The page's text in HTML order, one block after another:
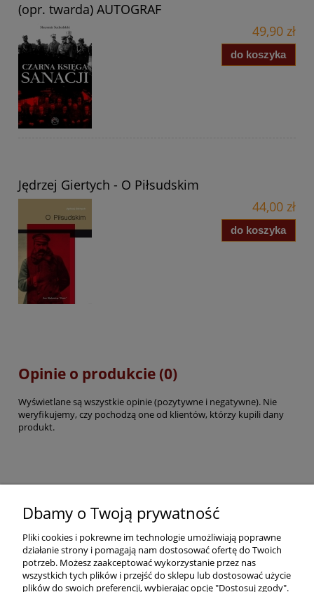
(opr. twarda) AUTOGRAF
49,90 zł
do koszyka
Jędrzej Giertych - O Piłsudskim
44,00 zł
do koszyka
Opinie o produkcie (0)
Wyświetlane są wszystkie opinie (pozytywne i negatywne). Nie
weryfikujemy, czy pochodzą one od klientów, którzy kupili dany
produkt.
Pomoc
Dostawa
Moje konto
Dbamy o Twoją prywatność
Pliki cookies i pokrewne im technologie umożliwiają poprawne
działanie strony i pomagają nam dostosować ofertę do Twoich
potrzeb. Możesz zaakceptować wykorzystanie przez nas
wszystkich tych plików i przejść do sklepu lub dostosować użycie
plików do swoich preferencji, wybierając opcję "Dostosuj zgody".